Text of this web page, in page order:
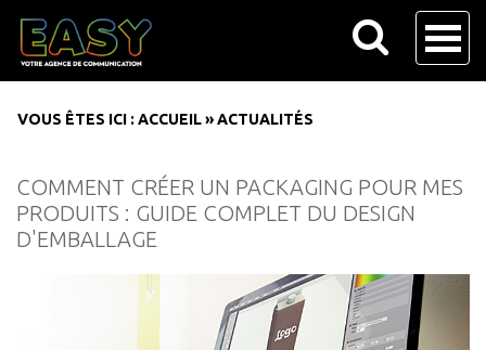
VOUS ÊTES ICI : ACCUEIL»ACTUALITÉS
COMMENT CRÉER UN PACKAGING POUR MES
PRODUITS : GUIDE COMPLET DU DESIGN
D'EMBALLAGE